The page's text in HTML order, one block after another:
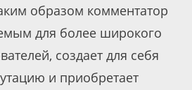
образом комментатор
для более широкого
создает для себя
и приобретает